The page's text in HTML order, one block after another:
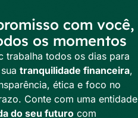
com você,
os momentos
trabalha todos os dias para
tranquilidade financeira,
ética e foco no
Conte com uma entidade
do seu futuro com